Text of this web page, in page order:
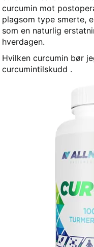
curcumin mot
plagsom type smerte,
som en naturlig
hverdagen.
Hvilken curcumin bør
curcumintilskudd .